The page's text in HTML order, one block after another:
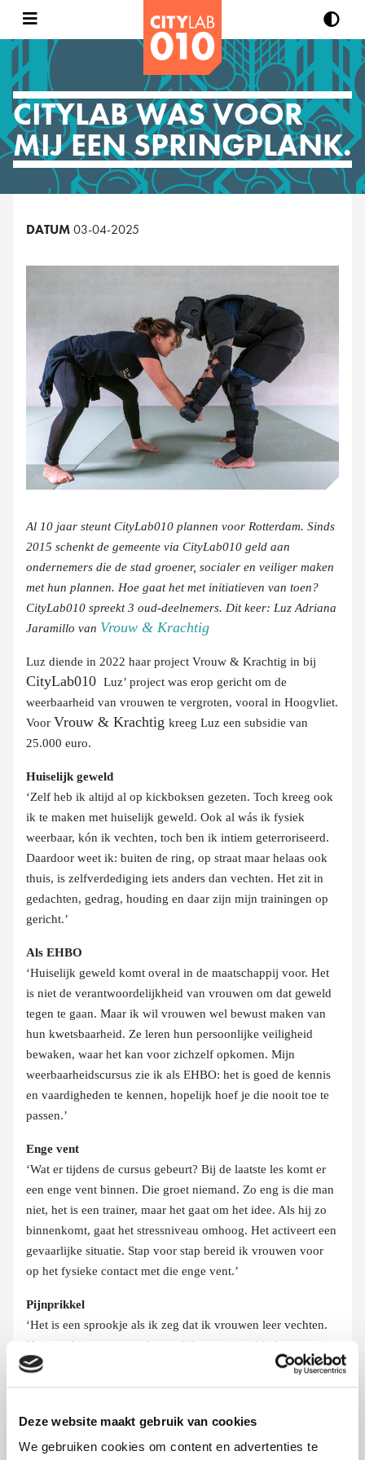
Deze website maakt gebruik van cookies
We gebruiken cookies om content en advertenties te
CITYLAB WAS VOOR
MIJ EEN SPRINGPLANK.
DATUM03-04-2025
Al 10 jaar steunt CityLab010 plannen voor Rotterdam. Sinds
2015 schenkt de gemeente via CityLab010 geld aan
ondernemers die de stad groener, socialer en veiliger maken
met hun plannen. Hoe gaat het met initiatieven van toen?
CityLab010 spreekt 3 oud-deelnemers. Dit keer: Luz Adriana
Jaramillo van Vrouw & Krachtig
Luz diende in 2022 haar project Vrouw & Krachtig in bij
CityLab010 Luz’ project was erop gericht om de
weerbaarheid van vrouwen te vergroten, vooral in Hoogvliet.
Voor Vrouw & Krachtig kreeg Luz een subsidie van
25.000 euro.
Huiselijk geweld
‘Zelf heb ik altijd al op kickboksen gezeten. Toch kreeg ook
ik te maken met huiselijk geweld. Ook al wás ik fysiek
weerbaar, kón ik vechten, toch ben ik intiem geterroriseerd.
Daardoor weet ik: buiten de ring, op straat maar helaas ook
thuis, is zelfverdediging iets anders dan vechten. Het zit in
gedachten, gedrag, houding en daar zijn mijn trainingen op
gericht.’
Als EHBO
‘Huiselijk geweld komt overal in de maatschappij voor. Het
is niet de verantwoordelijkheid van vrouwen om dat geweld
tegen te gaan. Maar ik wil vrouwen wel bewust maken van
hun kwetsbaarheid. Ze leren hun persoonlijke veiligheid
bewaken, waar het kan voor zichzelf opkomen. Mijn
weerbaarheidscursus zie ik als EHBO: het is goed de kennis
en vaardigheden te kennen, hopelijk hoef je die nooit toe te
passen.’
Enge vent
‘Wat er tijdens de cursus gebeurt? Bij de laatste les komt er
een enge vent binnen. Die groet niemand. Zo eng is die man
niet, het is een trainer, maar het gaat om het idee. Als hij zo
binnenkomt, gaat het stressniveau omhoog. Het activeert een
gevaarlijke situatie. Stap voor stap bereid ik vrouwen voor
op het fysieke contact met die enge vent.’
Pijnprikkel
‘Het is een sprookje als ik zeg dat ik vrouwen leer vechten.
Het gaat hierom: zo snel mogelijk een pijnprikkel geven en
wegwezen. Weerbaarheid gaat erom dat vrouwen zich
gesterkt voelen. Ze leren zelfbewust worden en vooraf
Springplank